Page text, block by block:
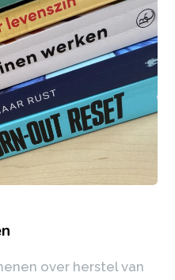
over herstel van